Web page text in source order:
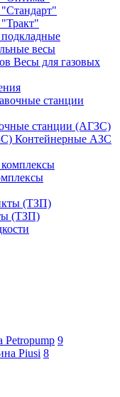
весы
Весы для газовых
станции (АГЗС)
Контейнерные АЗС
(ТЗП)
Petropump 9
Piusi 8